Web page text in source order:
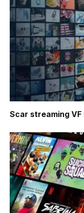
Scar streaming VF